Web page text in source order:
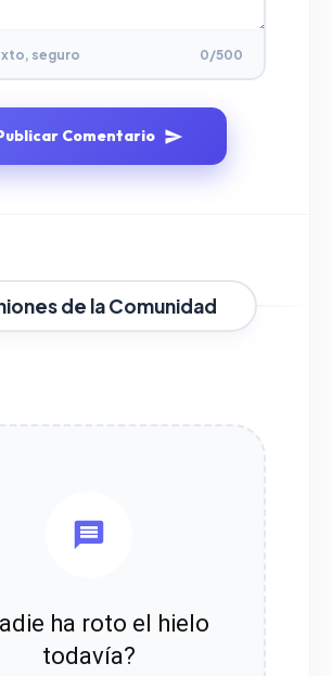
seguro 0/500
Comentario
de la Comunidad
ha roto el hielo
todavía?